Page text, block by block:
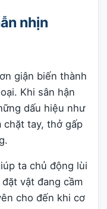
nhịn
giận biến thành
Khi sân hận
dấu hiệu như
chặt tay, thở gấp
ta chủ động lùi
vật đang cầm
cho đến khi cơ